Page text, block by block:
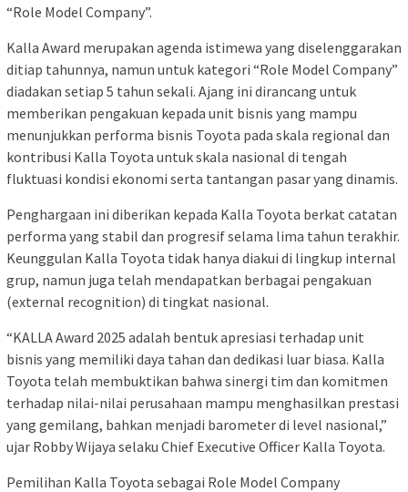
“Role Model Company”.
Kalla Award merupakan agenda istimewa yang diselenggarakan
ditiap tahunnya, namun untuk kategori “Role Model Company”
diadakan setiap 5 tahun sekali. Ajang ini dirancang untuk
memberikan pengakuan kepada unit bisnis yang mampu
menunjukkan performa bisnis Toyota pada skala regional dan
kontribusi Kalla Toyota untuk skala nasional di tengah
fluktuasi kondisi ekonomi serta tantangan pasar yang dinamis.
Penghargaan ini diberikan kepada Kalla Toyota berkat catatan
performa yang stabil dan progresif selama lima tahun terakhir.
Keunggulan Kalla Toyota tidak hanya diakui di lingkup internal
grup, namun juga telah mendapatkan berbagai pengakuan
(external recognition) di tingkat nasional.
“KALLA Award 2025 adalah bentuk apresiasi terhadap unit
bisnis yang memiliki daya tahan dan dedikasi luar biasa. Kalla
Toyota telah membuktikan bahwa sinergi tim dan komitmen
terhadap nilai-nilai perusahaan mampu menghasilkan prestasi
yang gemilang, bahkan menjadi barometer di level nasional,”
ujar Robby Wijaya selaku Chief Executive Officer Kalla Toyota.
Pemilihan Kalla Toyota sebagai Role Model Company